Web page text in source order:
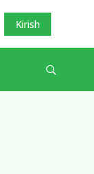
Kirish